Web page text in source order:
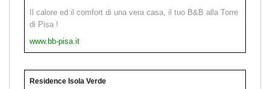
Il calore ed il comfort di una vera casa, il tuo B&B alla Torre
di Pisa !
www.bb-pisa.it
Residence Isola Verde